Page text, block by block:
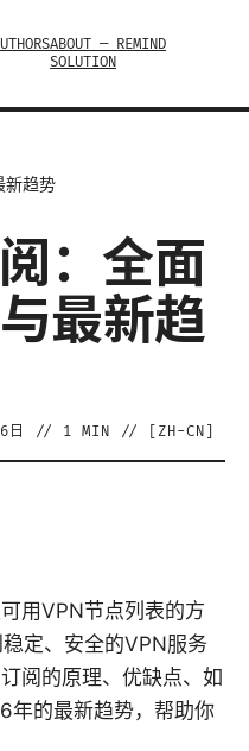
ABOUT — REMIND
SOLUTION
新趋势
：全面
最新趋
日 // 1 MIN // [ ZH-CN
用VPN节点列表的方
定、安全的VPN服务
阅的原理、优缺点、如
年的最新趋势，帮助你